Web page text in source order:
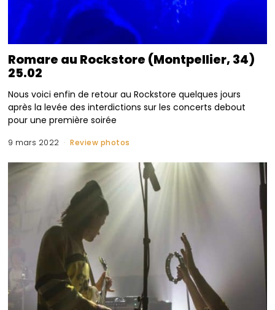
Romare au Rockstore (Montpellier, 34)
25.02
Nous voici enfin de retour au Rockstore quelques jours
après la levée des interdictions sur les concerts debout
pour une première soirée
9 mars 2022 Review photos